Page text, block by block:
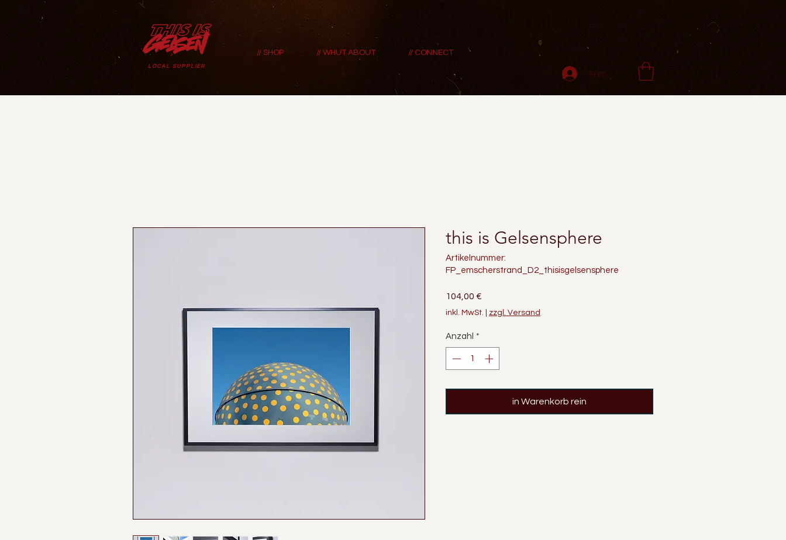
LOCAL SUPPLIER
// SHOP // WHUT ABOUT // CONNECT
Anmelden
this is Gelsensphere
Artikelnummer:
FP_emscherstrand_D2_thisisgelsensphere
104,00 €
inkl. MwSt. zzgl. Versand
Anzahl *
in Warenkorb rein